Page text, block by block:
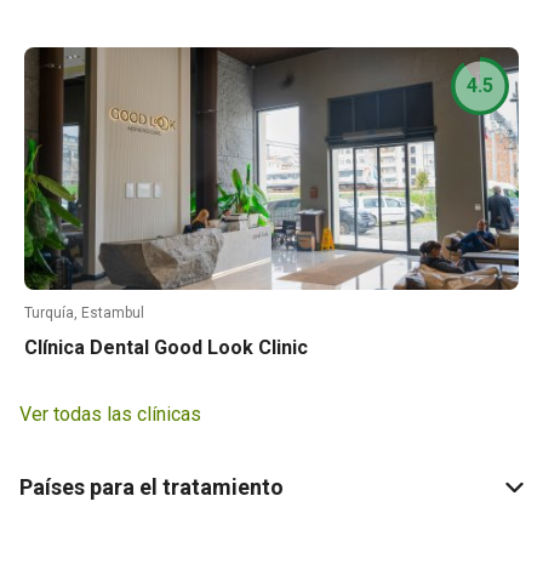
Turquía, Estambul
Clínica Dental Good Look Clinic
4.5
Ver todas las clínicas
Países para el tratamiento